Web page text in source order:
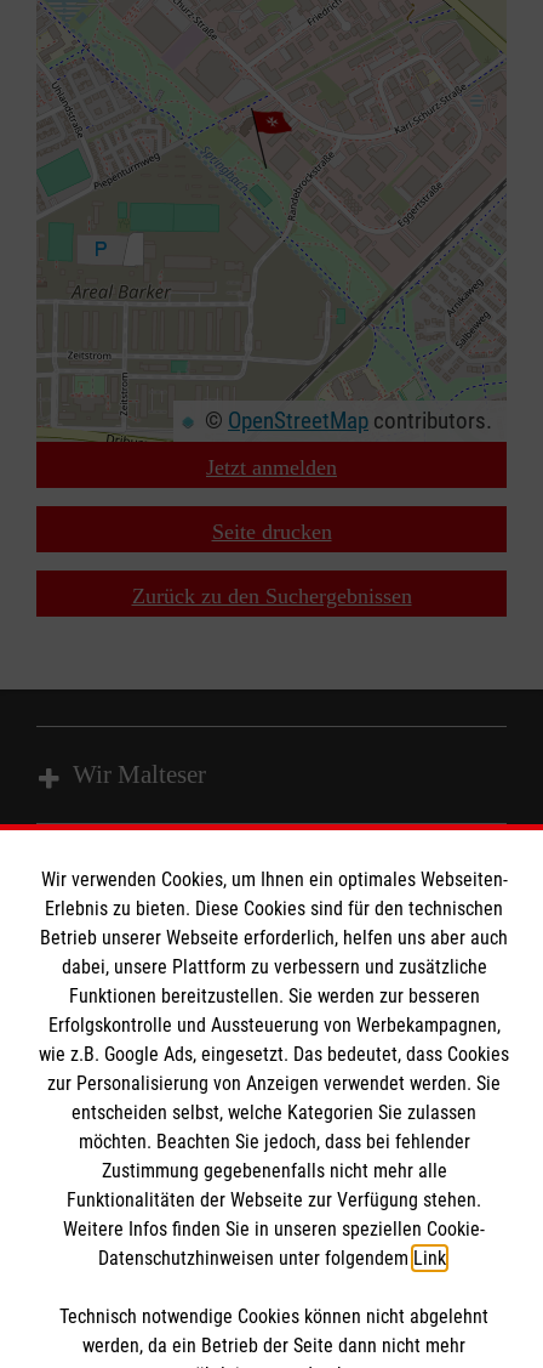
© OpenStreetMap contributors.
Jetzt anmelden
Seite drucken
Zurück zu den Suchergebnissen
Wir Malteser
Das MBZ Westfalen
Spenden
Wir Malteser
Informationen
Downloads
Kontakt
Impressum
Datenschutz
Barrierefreiheit
Malteser online
Malteserorden
Malteser Jugend
Malteser International
Mediathek
Spendenkonto
Empfänger: Malteser Hilfsdienst e.V.
BIC: GENODED 1PA7
Soziale Netzwerke
Wir verwenden Cookies, um Ihnen ein optimales Webseiten-
Erlebnis zu bieten. Diese Cookies sind für den technischen
Betrieb unserer Webseite erforderlich, helfen uns aber auch
dabei, unsere Plattform zu verbessern und zusätzliche
Funktionen bereitzustellen. Sie werden zur besseren
Erfolgskontrolle und Aussteuerung von Werbekampagnen,
wie z.B. Google Ads, eingesetzt. Das bedeutet, dass Cookies
zur Personalisierung von Anzeigen verwendet werden. Sie
entscheiden selbst, welche Kategorien Sie zulassen
möchten. Beachten Sie jedoch, dass bei fehlender
Zustimmung gegebenenfalls nicht mehr alle
Funktionalitäten der Webseite zur Verfügung stehen.
Weitere Infos finden Sie in unseren speziellen Cookie-
Datenschutzhinweisen unter folgendem Link.
Technisch notwendige Cookies können nicht abgelehnt
werden, da ein Betrieb der Seite dann nicht mehr